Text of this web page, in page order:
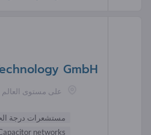
GmbH
على مستوى العالم
مستشعرات درجة
networks